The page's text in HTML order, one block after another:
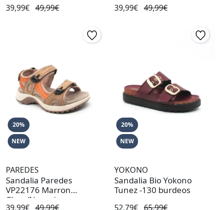
39,99€ 49,99€ 39,99€ 49,99€
20%
NEW
PAREDES
Sandalia Paredes
VP22176 Marron
Claro/Naranja
39,99€ 49,99€
20%
NEW
YOKONO
Sandalia Bio Yokono
Tunez -130 burdeos
52,79€ 65,99€